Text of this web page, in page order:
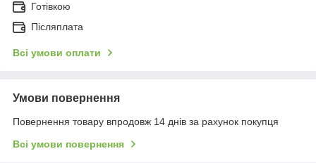
Готівкою
Післяплата
Всі умови оплати
Умови повернення
Повернення товару впродовж 14 днів за рахунок покупця
Всі умови повернення